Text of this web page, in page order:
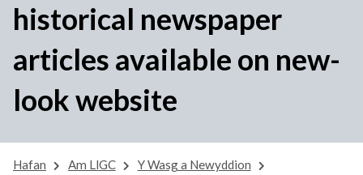
historical newspaper
articles available on new-
look website
Hafan Am LlGC
Y Wasg a Newyddion